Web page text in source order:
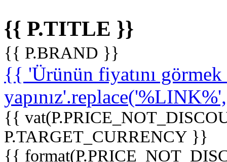
{{ P.TITLE }}
{{ P.BRAND }}
{{ 'Ürünün fiyatını
{{
P.TARGET_CURRENCY }}
{{